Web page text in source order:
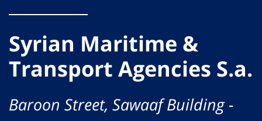
Syrian Maritime &
Transport Agencies S.a.
Baroon Street, Sawaaf Building -